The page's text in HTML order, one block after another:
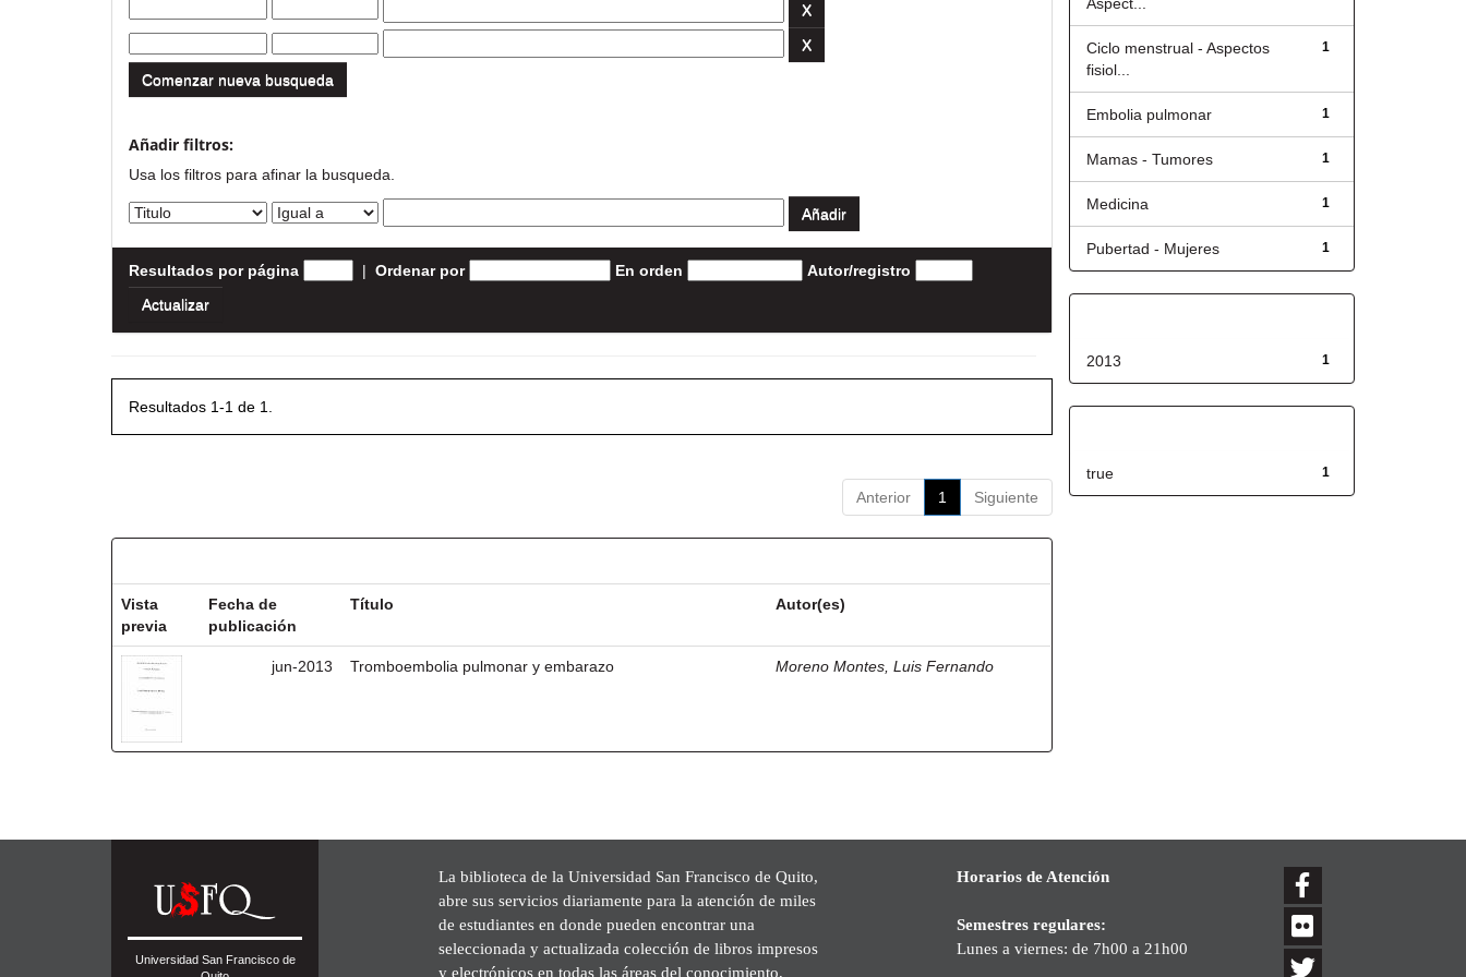
Comenzar nueva busqueda
Añadir filtros:
Usa los filtros para afinar la busqueda.
Resultados por página | Ordenar por En orden Autor/registro
Resultados 1-1 de 1.
Anterior 1 Siguiente
Vista
previa
Fecha de
publicación
Título Autor(es)
jun-2013 Tromboembolia pulmonar y embarazo Moreno Montes, Luis Fernando
1
Ciclo menstrual - Aspectos
fisiol...
1
Embolia pulmonar
1
Mamas - Tumores
1
Medicina
1
Pubertad - Mujeres
1
2013
1
true
Universidad San Francisco de
La biblioteca de la Universidad San Francisco de Quito,
abre sus servicios diariamente para la atención de miles
de estudiantes en donde pueden encontrar una
seleccionada y actualizada colección de libros impresos
y electrónicos en todas las áreas del conocimiento,
Horarios de Atención
Semestres regulares:
Lunes a viernes: de 7h00 a 21h00